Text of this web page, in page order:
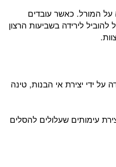
על המורל. כאשר עובדים
לירידה בשביעות הרצון
על ידי יצירת אי הבנות, טינה
עימותים שעלולים להסלים